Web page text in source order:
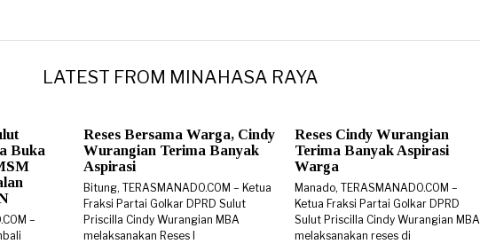
LATEST FROM MINAHASA RAYA
Buka
–
Reses Bersama Warga, Cindy
Wurangian Terima Banyak
Aspirasi
Bitung, TERASMANADO.COM – Ketua
Fraksi Partai Golkar DPRD Sulut
Priscilla Cindy Wurangian MBA
melaksanakan Reses I
Reses Cindy Wurangian
Terima Banyak Aspirasi
Warga
Manado, TERASMANADO.COM –
Ketua Fraksi Partai Golkar DPRD
Sulut Priscilla Cindy Wurangian MBA
melaksanakan reses di